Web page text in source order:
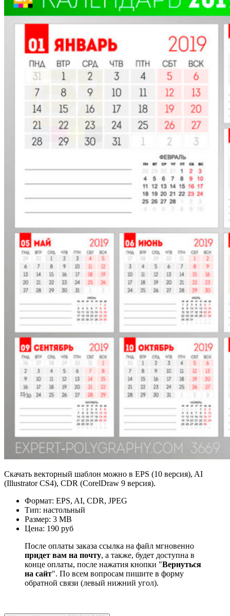
Скачать векторный шаблон можно в EPS (10 версия), AI
(Illustrator CS4), CDR (CorelDraw 9 версия).
Формат: EPS, AI, CDR, JPEG
Тип: настольный
Размер: 3 МВ
Цена: 190 руб
После оплаты заказа ссылка на файл мгновенно
придет вам на почту, а также, будет доступна в
конце оплаты, после нажатия кнопки "Вернуться
на сайт". По всем вопросам пишите в форму
обратной связи (левый нижний угол).